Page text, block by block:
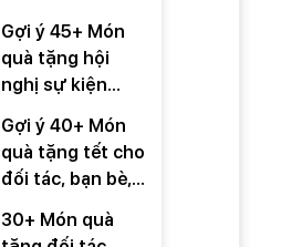
Gợi ý 45+ Món
quà tặng hội
nghị sự kiện
Gợi ý 40+ Món
quà tặng tết cho
đối tác, bạn bè,
30+ Món quà